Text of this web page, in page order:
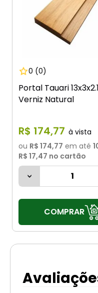
0 (0)
Portal Tauari
Verniz Natural
R$ 174,77
ou R$ 174,77 em até
R$ 17,47 no cartão
COMPRAR